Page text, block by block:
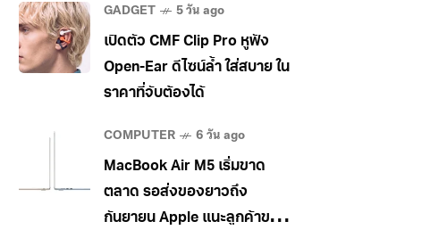
GADGET 5 วัน ago
เปิดตัว CMF Clip Pro หูฟัง
Open-Ear ดีไซน์ล้ำ ใส่สบาย ใน
ราคาที่จับต้องได้
COMPUTER 6 วัน ago
MacBook Air M5 เริ่มขาด
ตลาด รอส่งของยาวถึง
กันยายน Apple แนะลูกค้าขยับ